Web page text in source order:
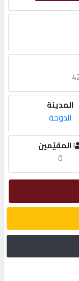
المدينة
الدوحة
المقيّمين
0